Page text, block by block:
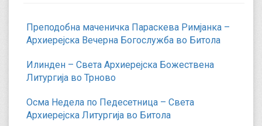
Преподобна маченичка Параскева Римјанка –
Архиерејска Вечерна Богослужба во Битола
Илинден – Света Архиерејска Божествена
Литургија во Трново
Осма Недела по Педесетница – Света
Архиерејска Литургија во Битола